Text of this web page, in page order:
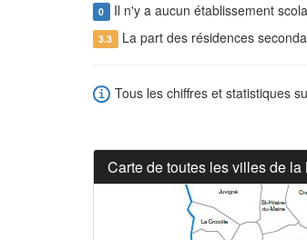
0 Il n'y a aucun établissement
3.3 La part des résidences
Tous les chiffres et statistiques
Carte de toutes les villes de la